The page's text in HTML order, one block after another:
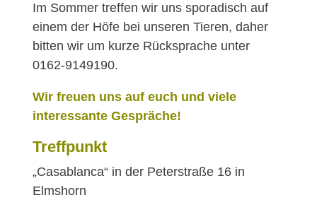
Im Sommer treffen wir uns sporadisch auf
einem der Höfe bei unseren Tieren, daher
bitten wir um kurze Rücksprache unter
0162-9149190.
Wir freuen uns auf euch und viele
interessante Gespräche!
Treffpunkt
„Casablanca“ in der Peterstraße 16 in
Elmshorn